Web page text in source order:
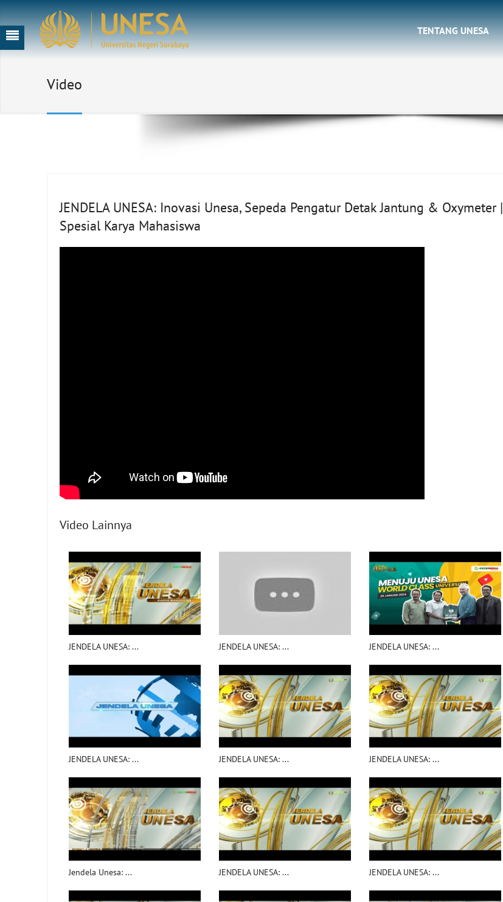
TENTANG UNESA
Video
JENDELA UNESA: Inovasi Unesa, Sepeda Pengatur Detak Jantung & Oxymeter |
Spesial Karya Mahasiswa
Video Lainnya
JENDELA UNESA: ... JENDELA UNESA: ... JENDELA UNESA: ...
JENDELA UNESA: ... JENDELA UNESA: ... JENDELA UNESA: ...
Jendela Unesa: ... JENDELA UNESA: ... JENDELA UNESA: ...